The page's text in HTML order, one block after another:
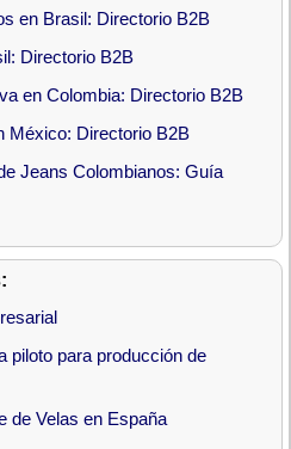
en Brasil: Directorio B2B
Directorio B2B
en Colombia: Directorio B2B
México: Directorio B2B
Jeans Colombianos: Guía
piloto para producción de
de Velas en España